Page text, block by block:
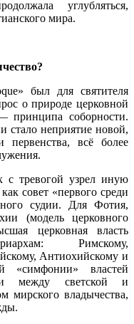
углубляться,
мира.
был для святителя
о природе церковной
принципа соборности.
стало неприятие новой,
всё более
тревогой узрел иную
совет «первого среди
судии. Для Фотия,
(модель церковного
церковная власть
Римскому,
Антиохийскому и
«симфонии» властей
между светской и
мирского владычества,